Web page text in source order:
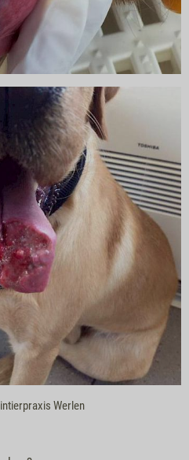
Werlen